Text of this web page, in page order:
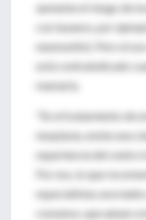
aumenta el riesgo de
con taxanos, por
neumonitis). Pero el
está contraindicado
mamaria.
"En el tratamiento de
neoplasia, existe una
experiencia del centro
Por eso, lo que
especialistas
consenso, que aúnan